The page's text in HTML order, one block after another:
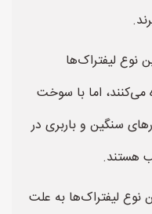
نوع لیفتراک‌ها
می‌کنند، اما با سوخت
سنگین و باربری در
هستند.
نوع لیفتراک‌ها به علت